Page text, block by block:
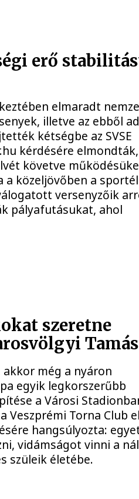
erő
elmaradt
illetve az ebből
kétségbe az SVSE
kérdésére
követve
a közeljövőben a
versenyzőik
pályafutásukat, ahol
szeretne
Tamás
még a nyáron
egyik legkorszerűbb
a Városi
Veszprémi Torna Club
hangsúlyozta:
vidámságot vinni a
szüleik életébe.